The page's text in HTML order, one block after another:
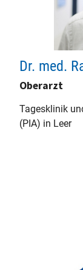
Dr. med.
Oberarzt
Tagesklinik
(PIA) in Leer